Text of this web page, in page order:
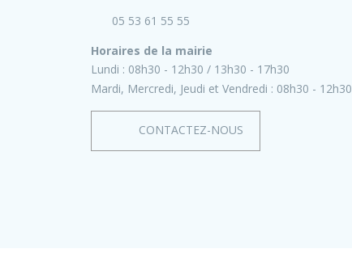
05 53 61 55 55
Horaires de la mairie
Lundi : 08h30 - 12h30
13h30 - 17h30
Mardi, Mercredi, Jeudi et Vendredi : 08h30 - 12h30
CONTACTEZ-NOUS